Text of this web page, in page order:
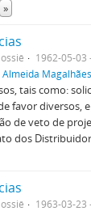
»
1962-05-03
Almeida Magalhães
tais como:
favor diversos,
de veto de
dos
1963-03-23